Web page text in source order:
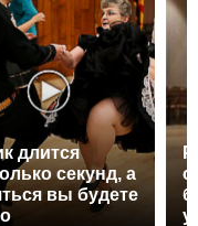
длится
секунд, а
вы будете